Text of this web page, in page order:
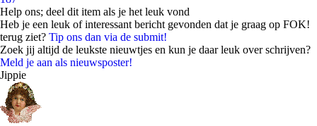
Help ons; deel dit item als je het leuk vond
Heb je een leuk of interessant bericht gevonden dat je graag op FOK!
terug ziet? Tip ons dan via de submit!
Zoek jij altijd de leukste nieuwtjes en kun je daar leuk over schrijven?
Meld je aan als nieuwsposter!
Jippie